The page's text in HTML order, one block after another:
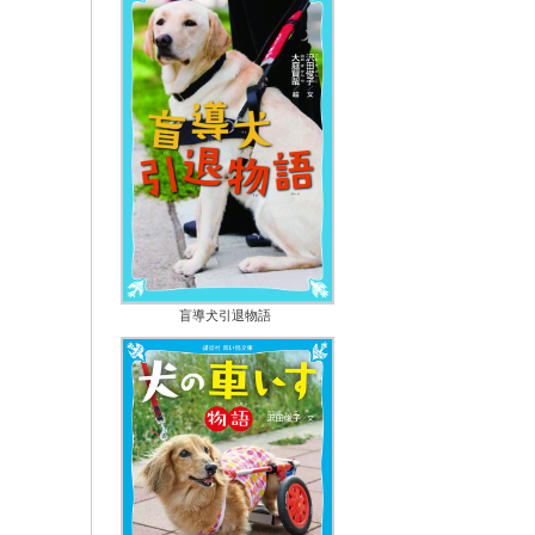
盲導犬引退物語